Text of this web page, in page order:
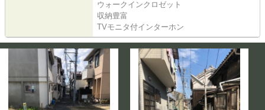
ウォークインクロゼット
収納豊富
TVモニタ付インターホン